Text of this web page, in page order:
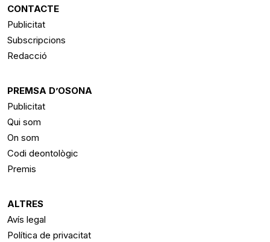
CONTACTE
Publicitat
Subscripcions
Redacció
PREMSA D’OSONA
Publicitat
Qui som
On som
Codi deontològic
Premis
ALTRES
Avís legal
Política de privacitat